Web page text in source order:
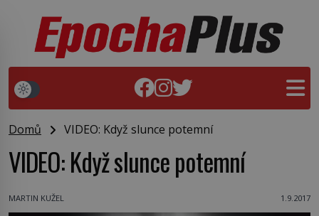
Domů VIDEO: Když slunce potemní
VIDEO: Když slunce potemní
MARTIN KUŽEL 1.9.2017